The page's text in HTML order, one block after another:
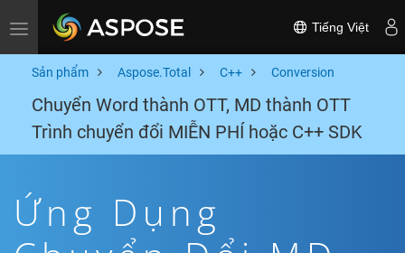
Toggle navigation Tiếng Việt
Sản phẩm Aspose.Total C++ Conversion
Chuyển Word thành OTT, MD thành OTT
Trình chuyển đổi MIỄN PHÍ hoặc C++ SDK
Ứng Dụng